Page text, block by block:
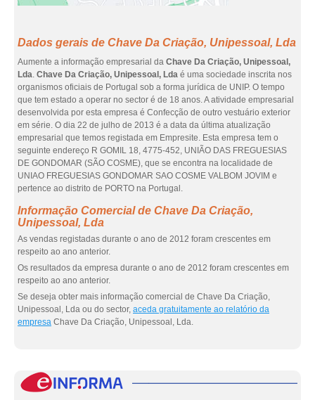
Dados gerais de Chave Da Criação, Unipessoal, Lda
Aumente a informação empresarial da Chave Da Criação, Unipessoal,
Lda. Chave Da Criação, Unipessoal, Lda é uma sociedade inscrita nos
organismos oficiais de Portugal sob a forma jurídica de UNIP. O tempo
que tem estado a operar no sector é de 18 anos. A atividade empresarial
desenvolvida por esta empresa é Confecção de outro vestuário exterior
em série. O dia 22 de julho de 2013 é a data da última atualização
empresarial que temos registada em Empresite. Esta empresa tem o
seguinte endereço R GOMIL 18, 4775-452, UNIÃO DAS FREGUESIAS
DE GONDOMAR (SÃO COSME), que se encontra na localidade de
UNIAO FREGUESIAS GONDOMAR SAO COSME VALBOM JOVIM e
pertence ao distrito de PORTO na Portugal.
Informação Comercial de Chave Da Criação,
Unipessoal, Lda
As vendas registadas durante o ano de 2012 foram crescentes em
respeito ao ano anterior.
Os resultados da empresa durante o ano de 2012 foram crescentes em
respeito ao ano anterior.
Se deseja obter mais informação comercial de Chave Da Criação,
Unipessoal, Lda ou do sector, aceda gratuitamente ao relatório da
empresa Chave Da Criação, Unipessoal, Lda.